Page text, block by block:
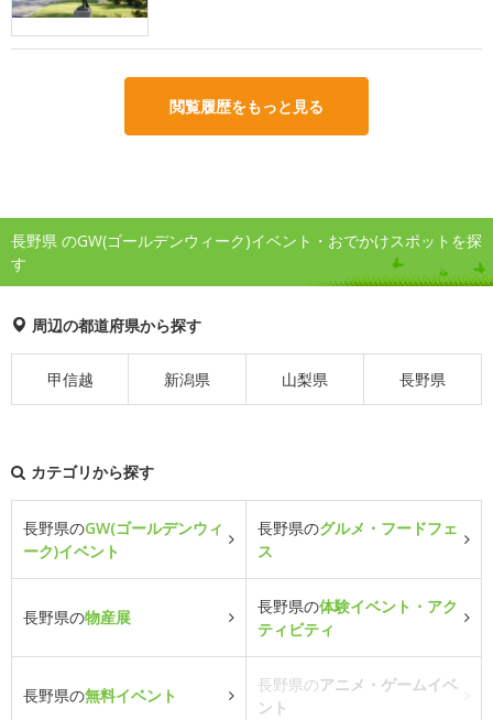
閲覧履歴をもっと見る
長野県 のGW(ゴールデンウィーク)イベント・おでかけスポットを探
す
周辺の都道府県から探す
甲信越 新潟県 山梨県 長野県
カテゴリから探す
長野県のGW(ゴールデンウィ
ーク)イベント
長野県のグルメ・フードフェ
ス
長野県の物産展
長野県の体験イベント・アク
ティビティ
長野県の無料イベント
長野県のアニメ・ゲームイベ
ント